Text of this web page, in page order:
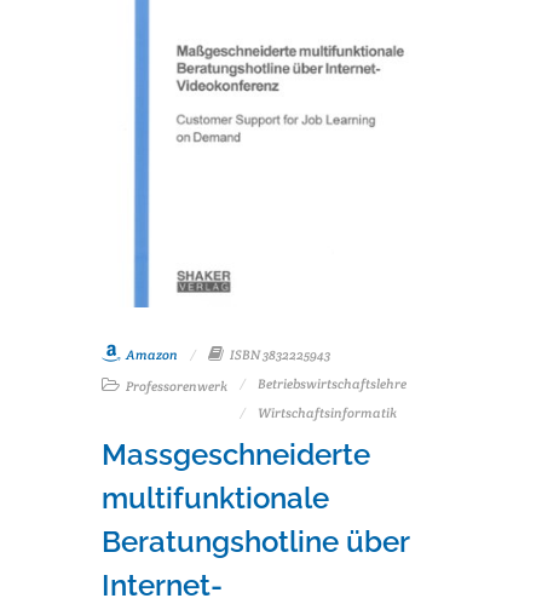
Amazon
ISBN 3832225943
Professorenwerk
Betriebswirtschaftslehre
Wirtschaftsinformatik
Massgeschneiderte
multifunktionale
Beratungshotline über
Internet-